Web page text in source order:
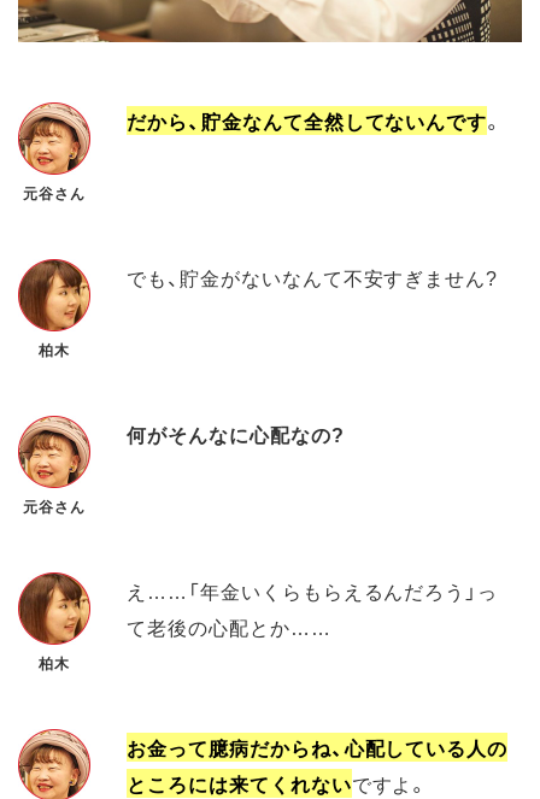
元谷さん
だから、貯金なんて全然してないんです。
柏木
でも、貯金がないなんて不安すぎません?
元谷さん
何がそんなに心配なの?
柏木
え……「年金いくらもらえるんだろう」っ
て老後の心配とか……
お金って臆病だからね、心配している人の
ところには来てくれないですよ。